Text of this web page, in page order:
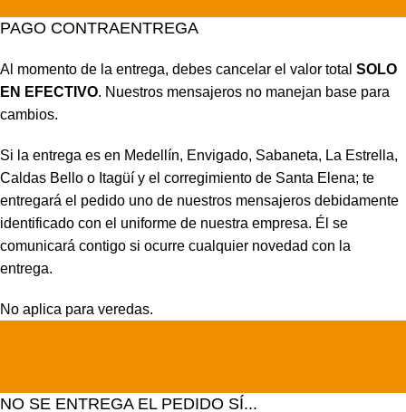
PAGO CONTRAENTREGA
Al momento de la entrega, debes cancelar el valor total SOLO
EN EFECTIVO. Nuestros mensajeros no manejan base para
cambios.
Si la entrega es en Medellín, Envigado, Sabaneta, La Estrella,
Caldas Bello o Itagüí y el corregimiento de Santa Elena; te
entregará el pedido uno de nuestros mensajeros debidamente
identificado con el uniforme de nuestra empresa. Él se
comunicará contigo si ocurre cualquier novedad con la
entrega.
No aplica para veredas.
NO SE ENTREGA EL PEDIDO SÍ...